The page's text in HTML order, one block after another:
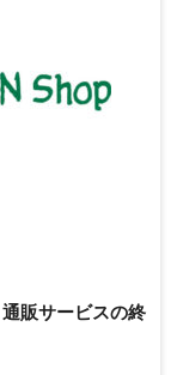
販サービスの終